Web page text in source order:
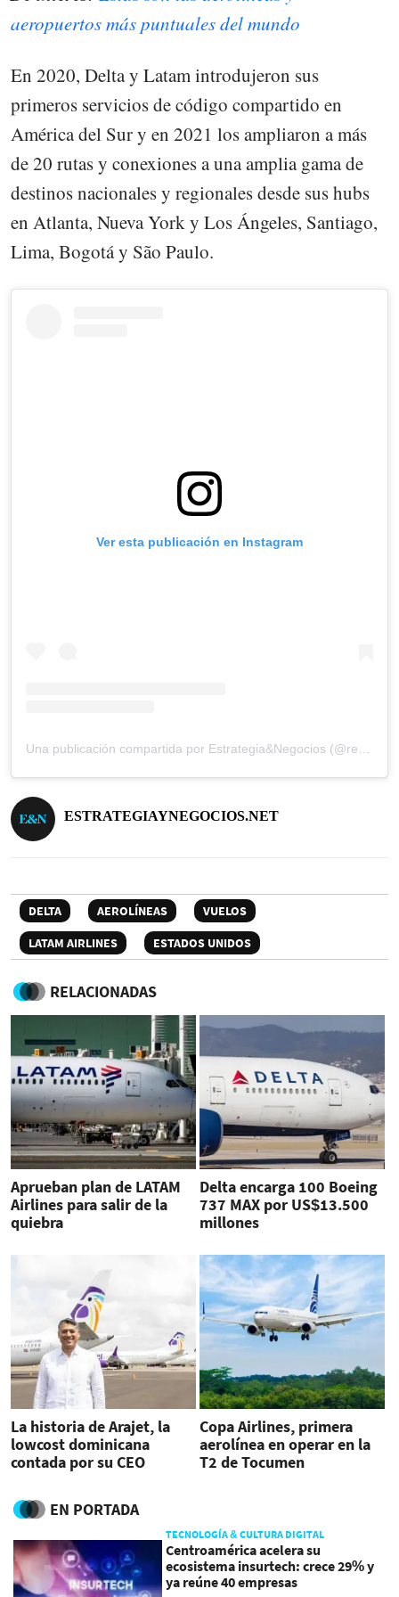
aeropuertos más puntuales del mundo
En 2020, Delta y Latam introdujeron sus
primeros servicios de código compartido en
América del Sur y en 2021 los ampliaron a más
de 20 rutas y conexiones a una amplia gama de
destinos nacionales y regionales desde sus hubs
en Atlanta, Nueva York y Los Ángeles, Santiago,
Lima, Bogotá y São Paulo.
Ver esta publicación en Instagram
ESTRATEGIAYNEGOCIOS.NET
DELTA AEROLÍNEAS
VUELOS
LATAM AIRLINES
ESTADOS UNIDOS
RELACIONADAS
Aprueban plan de LATAM
Airlines para salir de la
quiebra
Delta encarga 100 Boeing
737 MAX por US$13.500
millones
La historia de Arajet, la
lowcost dominicana
contada por su CEO
Copa Airlines, primera
aerolínea en operar en la
T2 de Tocumen
EN PORTADA
TECNOLOGÍA & CULTURA DIGITAL
Centroamérica acelera su
ecosistema insurtech: crece 29% y
ya reúne 40 empresas